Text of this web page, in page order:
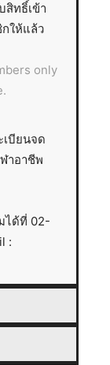
ทธิ์เข้า
ให้แล้ว
only
เบียนจด
าอาชีพ
ได้ที่ 02-
: